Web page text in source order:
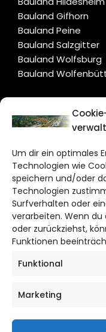
Um dir ein optimales
Technologien wie
speichern und/oder
Technologien
Surfverhalten oder
verarbeiten. Wenn
oder zurückziehst,
Funktionen
Funktional
Marketing
Bauland Gifhorn
Bauland Peine
Bauland Salzgitter
Bauland Wolfsburg
Bauland
CITYLIFE!
Bruchtorwall 12
38100 Braunschweig
Telefon: 0531
DAS
WOLFSBURG
Impressum
Cookie Richtlinie